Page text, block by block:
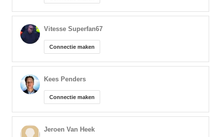
Vitesse Superfan67
Connectie maken
Kees Penders
Connectie maken
Jeroen Van Heek